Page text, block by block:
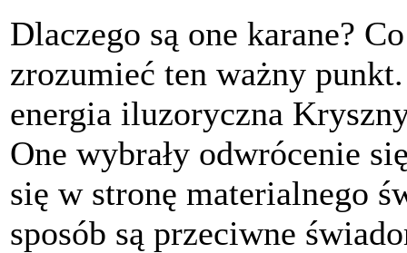
Dlaczego są one karane?
zrozumieć ten ważny
energia iluzoryczna
One wybrały odwrócenie
się w stronę materialnego
sposób są przeciwne